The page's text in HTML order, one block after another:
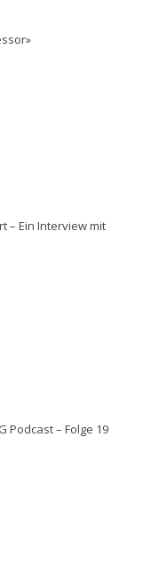
– Ein Interview mit
Podcast – Folge 19